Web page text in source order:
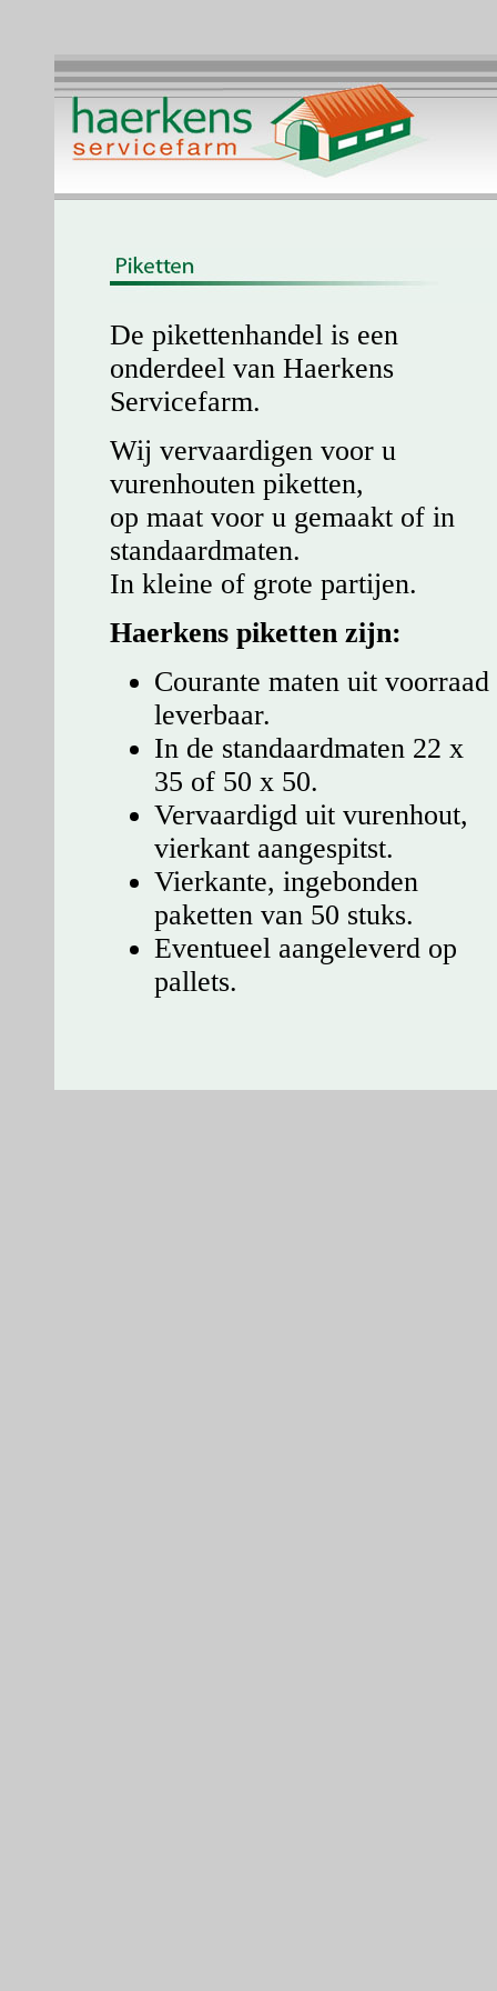
De pikettenhandel is een
onderdeel van Haerkens
Servicefarm.
Wij vervaardigen voor u
vurenhouten piketten,
op maat voor u gemaakt of in
standaardmaten.
In kleine of grote partijen.
Haerkens piketten zijn:
Courante maten uit voorraad
leverbaar.
In de standaardmaten 22 x
35 of 50 x 50.
Vervaardigd uit vurenhout,
vierkant aangespitst.
Vierkante, ingebonden
paketten van 50 stuks.
Eventueel aangeleverd op
pallets.